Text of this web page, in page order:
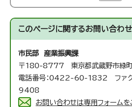
このページに関するお問い合わせ
市民部 産業振興課
〒180-8777 東京都武蔵野市緑
電話番号：0422-60-1832 ファ
9408
お問い合わせは専用フォームを